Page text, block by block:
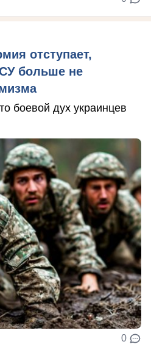
отступает,
больше не
боевой дух украинцев
0